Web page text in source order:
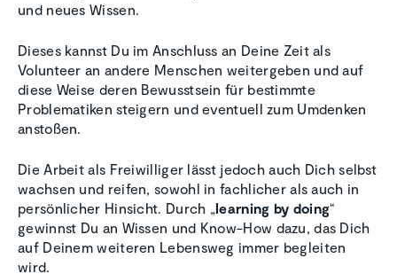
und neues Wissen.
Dieses kannst Du im Anschluss an Deine Zeit als
Volunteer an andere Menschen weitergeben und auf
diese Weise deren Bewusstsein für bestimmte
Problematiken steigern und eventuell zum Umdenken
anstoßen.
Die Arbeit als Freiwilliger lässt jedoch auch Dich selbst
wachsen und reifen, sowohl in fachlicher als auch in
persönlicher Hinsicht. Durch „learning by doing“
gewinnst Du an Wissen und Know-How dazu, das Dich
auf Deinem weiteren Lebensweg immer begleiten
wird.